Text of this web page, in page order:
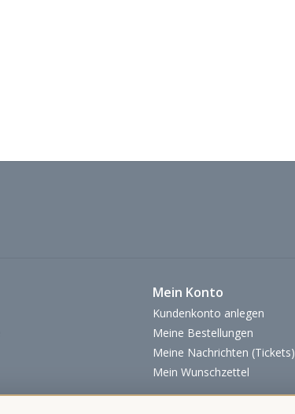
Mein Konto
Kundenkonto anlegen
Meine Bestellungen
Meine Nachrichten (Tickets)
Mein Wunschzettel